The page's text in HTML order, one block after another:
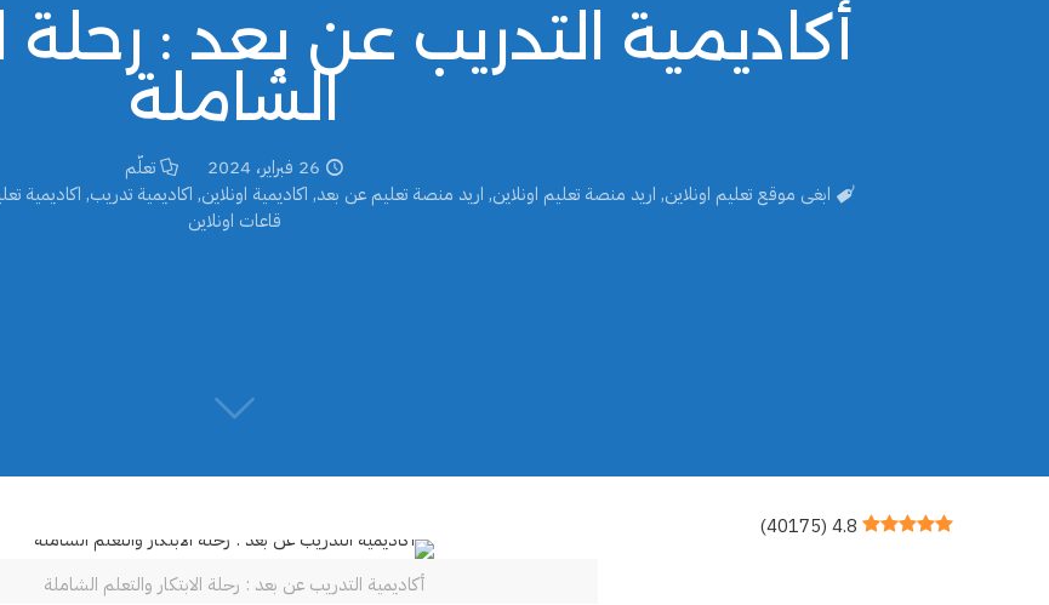
أكاديمية التدريب عن بعد : رحلة
الشاملة
26 فبراير، 2024
تعلّم
ابغى موقع تعليم اونلاين, اريد منصة تعليم اونلاين, اريد منصة تعليم عن بعد, اكاديمية اونلاين, اكاديمية تدريب, اكاديمية
قاعات اونلاين
4.8
(
40175
)
أكاديمية التدريب عن بعد : رحلة الابتكار والتعلم الشاملة